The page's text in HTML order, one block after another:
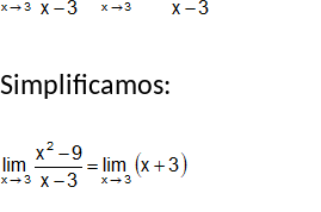
Simplificamos: